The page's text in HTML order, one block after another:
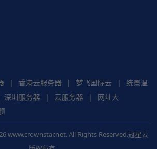
| 香港云服务器 | 梦飞国际云 |
统景温
深圳服务器 | 云服务器 |
网址大
www.crownstar.net. All Rights Reserved.冠星云